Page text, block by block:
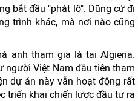
bắt đầu "phát lộ". Dũng cứ đi
trình khác, mà nơi nào cũng
anh tham gia là tại Algieria.
người Việt Nam đầu tiên tham
dự án này vẫn hoạt động rất
triển khai chiến lược đầu tư ra